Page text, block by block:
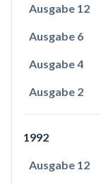
Ausgabe 12
Ausgabe 6
Ausgabe 4
Ausgabe 2
1992
Ausgabe 12